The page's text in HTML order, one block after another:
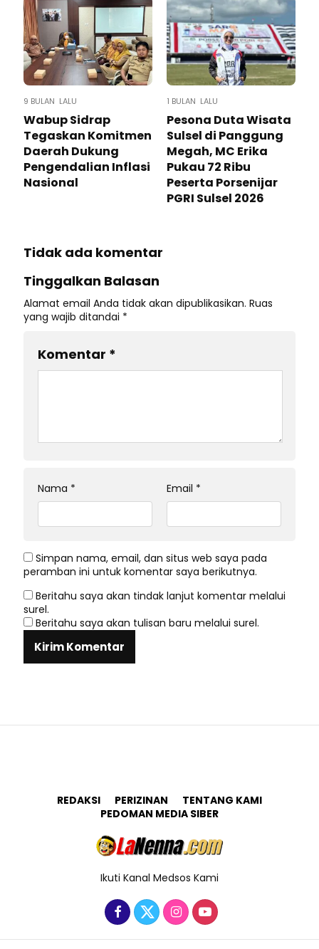
9 BULAN LALU
Wabup Sidrap
Tegaskan Komitmen
Daerah Dukung
Pengendalian Inflasi
Nasional
1 BULAN LALU
Pesona Duta Wisata
Sulsel di Panggung
Megah, MC Erika
Pukau 72 Ribu
Peserta Porsenijar
PGRI Sulsel 2026
Tidak ada komentar
Tinggalkan Balasan
Alamat email Anda tidak akan dipublikasikan. Ruas
yang wajib ditandai *
Komentar *
Nama * Email *
Simpan nama, email, dan situs web saya pada
peramban ini untuk komentar saya berikutnya.
Beritahu saya akan tindak lanjut komentar melalui
surel.
Beritahu saya akan tulisan baru melalui surel.
REDAKSI PERIZINAN
TENTANG KAMI
PEDOMAN MEDIA SIBER
Ikuti Kanal Medsos Kami